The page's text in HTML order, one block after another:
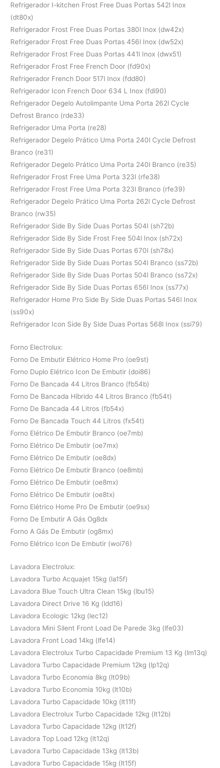
Refrigerador I-kitchen Frost Free Duas Portas 542l Inox
(dt80x)
Refrigerador Frost Free Duas Portas 380l Inox (dw42x)
Refrigerador Frost Free Duas Portas 456l Inox (dw52x)
Refrigerador Frost Free Duas Portas 441l Inox (dwx51)
Refrigerador Frost Free French Door (fd90x)
Refrigerador French Door 517l Inox (fdd80)
Refrigerador Icon French Door 634 L Inox (fdi90)
Refrigerador Degelo Autolimpante Uma Porta 262l Cycle
Defrost Branco (rde33)
Refrigerador Uma Porta (re28)
Refrigerador Degelo Prático Uma Porta 240l Cycle Defrost
Branco (re31)
Refrigerador Degelo Prático Uma Porta 240l Branco (re35)
Refrigerador Frost Free Uma Porta 323l (rfe38)
Refrigerador Frost Free Uma Porta 323l Branco (rfe39)
Refrigerador Degelo Prático Uma Porta 262l Cycle Defrost
Branco (rw35)
Refrigerador Side By Side Duas Portas 504l (sh72b)
Refrigerador Side By Side Frost Free 504l Inox (sh72x)
Refrigerador Side By Side Duas Portas 670l (sh78x)
Refrigerador Side By Side Duas Portas 504l Branco (ss72b)
Refrigerador Side By Side Duas Portas 504l Branco (ss72x)
Refrigerador Side By Side Duas Portas 656l Inox (ss77x)
Refrigerador Home Pro Side By Side Duas Portas 546l Inox
(ss90x)
Refrigerador Icon Side By Side Duas Portas 568l Inox (ssi79)
Forno Electrolux:
Forno De Embutir Elétrico Home Pro (oe9st)
Forno Duplo Elétrico Icon De Embutir (doi86)
Forno De Bancada 44 Litros Branco (fb54b)
Forno De Bancada Híbrido 44 Litros Branco (fb54t)
Forno De Bancada 44 Litros (fb54x)
Forno De Bancada Touch 44 Litros (fx54t)
Forno Elétrico De Embutir Branco (oe7mb)
Forno Elétrico De Embutir (oe7mx)
Forno Elétrico De Embutir (oe8dx)
Forno Elétrico De Embutir Branco (oe8mb)
Forno Elétrico De Embutir (oe8mx)
Forno Elétrico De Embutir (oe8tx)
Forno Elétrico Home Pro De Embutir (oe9sx)
Forno De Embutir A Gás Og8dx
Forno A Gás De Embutir (og8mx)
Forno Elétrico Icon De Embutir (woi76)
Lavadora Electrolux:
Lavadora Turbo Acquajet 15kg (la15f)
Lavadora Blue Touch Ultra Clean 15kg (lbu15)
Lavadora Direct Drive 16 Kg (ldd16)
Lavadora Ecologic 12kg (lec12)
Lavadora Mini Silent Front Load De Parede 3kg (lfe03)
Lavadora Front Load 14kg (lfe14)
Lavadora Electrolux Turbo Capacidade Premium 13 Kg (lm13q)
Lavadora Turbo Capacidade Premium 12kg (lp12q)
Lavadora Turbo Economia 8kg (lt09b)
Lavadora Turbo Economia 10kg (lt10b)
Lavadora Turbo Capacidade 10kg (lt11f)
Lavadora Electrolux Turbo Capacidade 12kg (lt12b)
Lavadora Turbo Capacidade 12kg (lt12f)
Lavadora Top Load 12kg (lt12q)
Lavadora Turbo Capacidade 13kg (lt13b)
Lavadora Turbo Capacidade 15kg (lt15f)